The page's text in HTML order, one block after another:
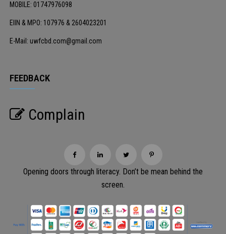
MOBILE: 01747976098
EIIN & MPO: 107976 & 2604023201
E-Mail: uwfcbd.com@gmail.com
FEEDBACK
Complain
Opening doors through literacy. Don’t be mean behind the
screen.